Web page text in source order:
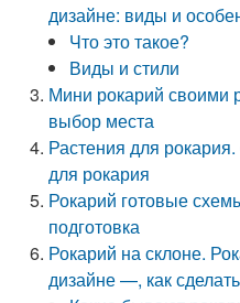
дизайне: виды и
Что это такое?
Виды и стили
Мини рокарий своими
выбор места
Растения для
для рокария
Рокарий готовые
подготовка
Рокарий на склоне.
дизайне —, как